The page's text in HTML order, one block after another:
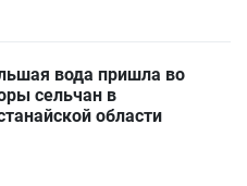
вода пришла во
сельчан в
области